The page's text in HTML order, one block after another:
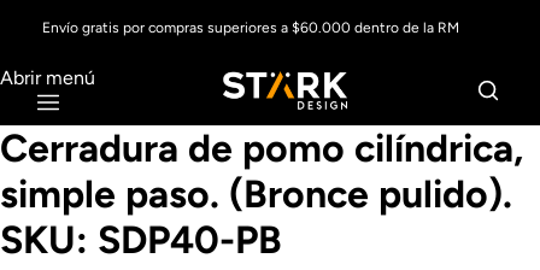
Envío gratis por compras superiores a $60.000 dentro de la RM
Abrir menú
Cerradura de pomo cilíndrica,
simple paso. (Bronce pulido).
SKU: SDP40-PB